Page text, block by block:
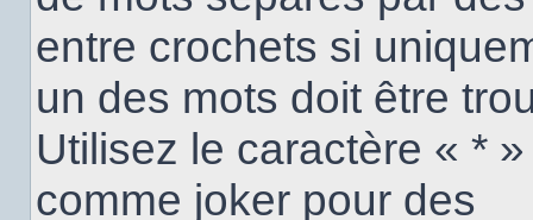
entre crochets si
un des mots doit être
Utilisez le caractère « * »
comme joker pour des